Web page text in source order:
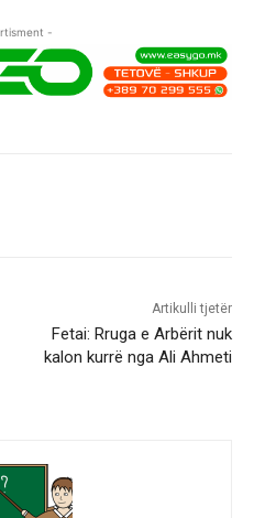
-
Artikulli tjetër
Fetai: Rruga e Arbërit nuk
kalon kurrë nga Ali Ahmeti